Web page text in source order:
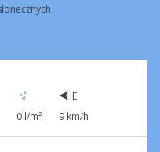
0 l/m²
E
9 km/h